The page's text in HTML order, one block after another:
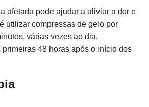
afetada pode ajudar a aliviar a dor e
utilizar compressas de gelo por
várias vezes ao dia,
48 horas após o início dos